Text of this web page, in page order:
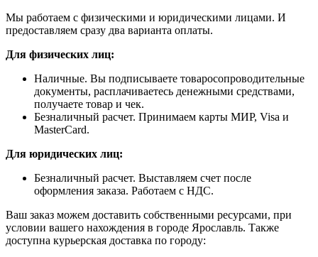
Мы работаем с физическими и юридическими лицами. И
предоставляем сразу два варианта оплаты.
Для физических лиц:
Наличные. Вы подписываете товаросопроводительные
документы, расплачиваетесь денежными средствами,
получаете товар и чек.
Безналичный расчет. Принимаем карты МИР, Visa и
MasterCard.
Для юридических лиц:
Безналичный расчет. Выставляем счет после
оформления заказа. Работаем с НДС.
Ваш заказ можем доставить собственными ресурсами, при
условии вашего нахождения в городе Ярославль. Также
доступна курьерская доставка по городу: